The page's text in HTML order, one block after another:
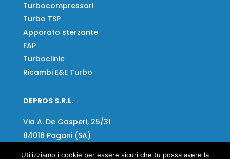
Turbocompressori
Turbo TSP
Apparato sterzante
FAP
Turboclinic
Ricambi E&E Turbo
DEPROS S.R.L.
Via A. De Gasperi, 25/31
84016 Pagani (SA)
Tel:+39 081 918020
Utilizziamo i cookie per essere sicuri che tu possa avere la